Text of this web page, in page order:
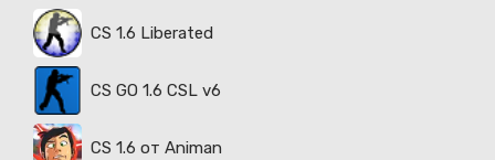
CS 1.6 Liberated
CS GO 1.6 CSL v6
CS 1.6 от Animan